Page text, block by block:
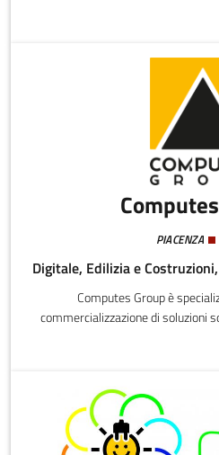
PIACENZA
Computes Group è
commercializzazione di soluzioni
supportare il cliente in